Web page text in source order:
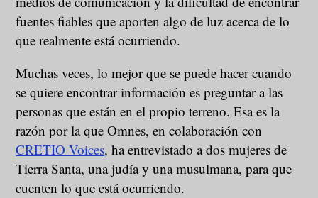
fuentes fiables que aporten algo de luz acerca de lo
que realmente está ocurriendo.
Muchas veces, lo mejor que se puede hacer cuando
se quiere encontrar información es preguntar a las
personas que están en el propio terreno. Esa es la
razón por la que Omnes, en colaboración con
CRETIO Voices, ha entrevistado a dos mujeres de
Tierra Santa, una judía y una musulmana, para que
cuenten lo que está ocurriendo.